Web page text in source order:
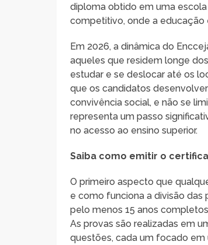
diploma obtido em uma
competitivo, onde a educação
Em 2026, a dinâmica do
aqueles que residem longe
estudar e se deslocar até os
que os candidatos
convivência social, e não se
representa um passo
no acesso ao ensino superior.
Saiba como emitir o
O primeiro aspecto que
e como funciona a divisão das
pelo menos 15 anos
As provas são realizadas em
questões, cada um focado